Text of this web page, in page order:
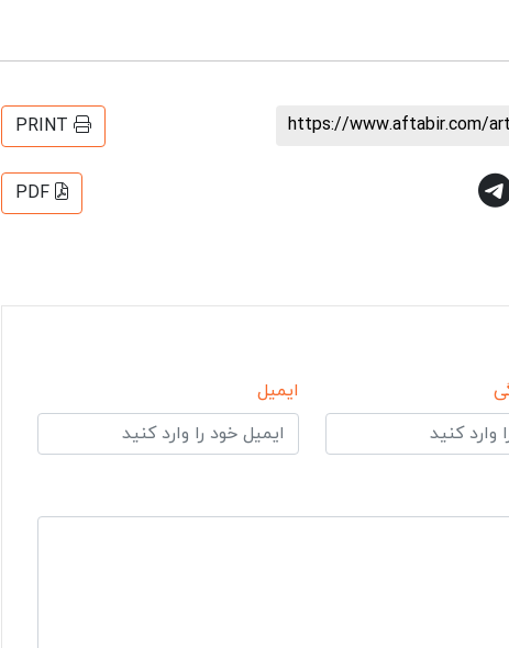
https://www.aftabir.com/
PRINT
PDF
ایمیل